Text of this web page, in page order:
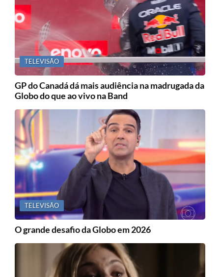
TELEVISÃO
GP do Canadá dá mais audiência na madrugada da
Globo do que ao vivo na Band
TELEVISÃO
O grande desafio da Globo em 2026